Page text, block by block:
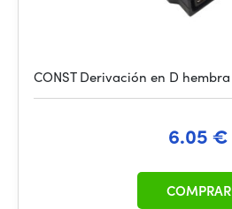
CONST Derivación en D hembra
6.05 €
COMPRAR